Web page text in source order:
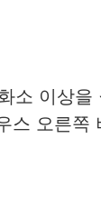
소 이상을
스 오른쪽